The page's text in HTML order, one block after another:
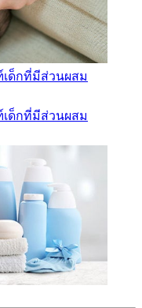
ด็กที่มีส่วนผสม
ด็กที่มีส่วนผสม